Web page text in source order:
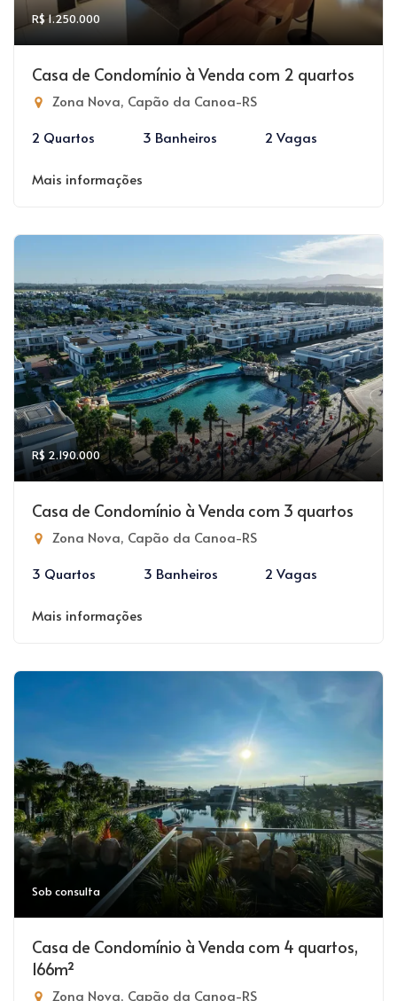
R$ 1.250.000
Casa de Condomínio à Venda com 2 quartos
Zona Nova, Capão da Canoa-RS
2 Quartos
3 Banheiros 2 Vagas
Mais informações
R$ 2.190.000
Casa de Condomínio à Venda com 3 quartos
Zona Nova, Capão da Canoa-RS
3 Quartos
3 Banheiros 2 Vagas
Mais informações
Sob consulta
Casa de Condomínio à Venda com 4 quartos,
166m²
Zona Nova, Capão da Canoa-RS